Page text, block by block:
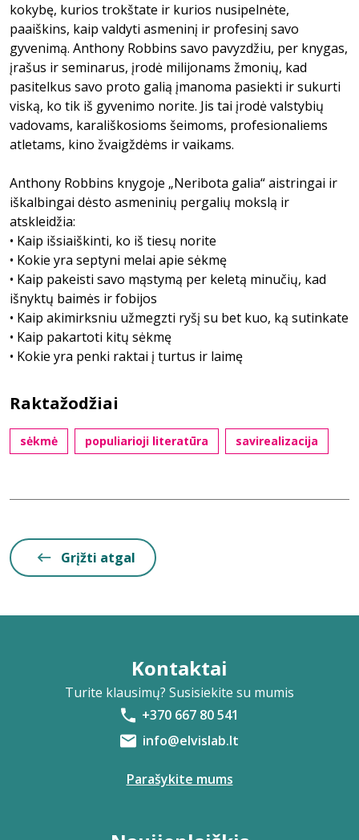
kokybę, kurios trokštate ir kurios nusipelnėte,
paaiškins, kaip valdyti asmeninį ir profesinį savo
gyvenimą. Anthony Robbins savo pavyzdžiu, per knygas,
įrašus ir seminarus, įrodė milijonams žmonių, kad
pasitelkus savo proto galią įmanoma pasiekti ir sukurti
viską, ko tik iš gyvenimo norite. Jis tai įrodė valstybių
vadovams, karališkosioms šeimoms, profesionaliems
atletams, kino žvaigždėms ir vaikams.
Anthony Robbins knygoje „Neribota galia“ aistringai ir
iškalbingai dėsto asmeninių pergalių mokslą ir
atskleidžia:
• Kaip išsiaiškinti, ko iš tiesų norite
• Kokie yra septyni melai apie sėkmę
• Kaip pakeisti savo mąstymą per keletą minučių, kad
išnyktų baimės ir fobijos
• Kaip akimirksniu užmegzti ryšį su bet kuo, ką sutinkate
• Kaip pakartoti kitų sėkmę
• Kokie yra penki raktai į turtus ir laimę
Raktažodžiai
sėkmė populiarioji literatūra savirealizacija
Grįžti atgal
Kontaktai
Turite klausimų? Susisiekite su mumis
+370 667 80 541
info@elvislab.lt
Parašykite mums